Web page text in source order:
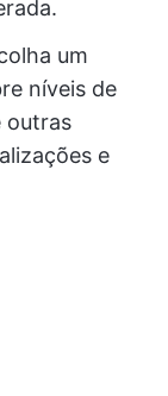
um
níveis de
outras
e